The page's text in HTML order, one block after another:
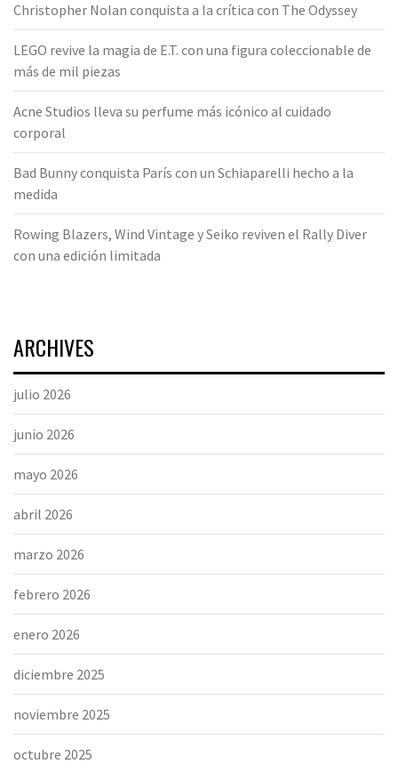
Christopher Nolan conquista a la crítica con The Odyssey
LEGO revive la magia de E.T. con una figura coleccionable de
más de mil piezas
Acne Studios lleva su perfume más icónico al cuidado
corporal
Bad Bunny conquista París con un Schiaparelli hecho a la
medida
Rowing Blazers, Wind Vintage y Seiko reviven el Rally Diver
con una edición limitada
ARCHIVES
julio 2026
junio 2026
mayo 2026
abril 2026
marzo 2026
febrero 2026
enero 2026
diciembre 2025
noviembre 2025
octubre 2025